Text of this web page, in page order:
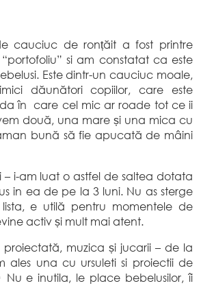
cauciuc de ronțăit a fost printre
si am constatat ca este
Este dintr-un cauciuc moale,
dăunători copiilor, care este
în care cel mic ar roade tot ce ii
două, una mare și una mica cu
bună să fie apucată de mâini
i-am luat o astfel de saltea dotata
in ea de pe la 3 luni. Nu as sterge
e utilă pentru momentele de
activ și mult mai atent.
proiectată, muzica și jucarii – de la
ales una cu ursuleti si proiectii de
e inutila, le place bebelusilor, îi